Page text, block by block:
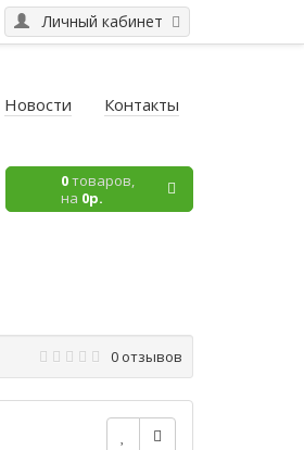
Личный кабинет
Новости Контакты
0товаров,
на 0р.
0 отзывов